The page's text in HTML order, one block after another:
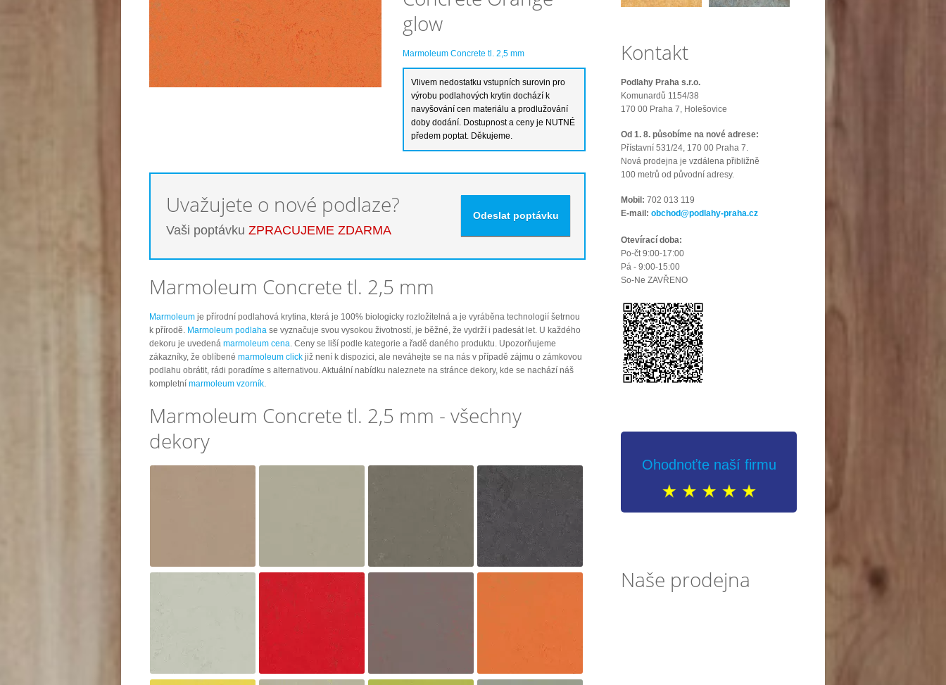
glow
Marmoleum Concrete tl. 2,5 mm
Uvažujete o nové podlaze?
Vaši poptávku ZPRACUJEME ZDARMA
Marmoleum Concrete tl. 2,5 mm
Marmoleum je přírodní podlahová krytina, která je 100% biologicky rozložitelná a je vyráběna technologií šetrnou
k přírodě. Marmoleum podlaha se vyznačuje svou vysokou životností, je běžné, že vydrží i padesát let. U každého
dekoru je uvedená marmoleum cena . Ceny se liší podle kategorie a řadě daného produktu. Upozorňujeme
zákazníky, že oblíbené marmoleum click již není k dispozici, ale neváhejte se na nás v případě zájmu o zámkovou
podlahu obrátit, rádi poradíme s alternativou. Aktuální nabídku naleznete na stránce dekory, kde se nachází náš
kompletní marmoleum vzorník
Marmoleum Concrete tl. 2,5 mm - všechny
dekory
Kontakt
Podlahy Praha s.r.o.
Komunardů 1154/38
170 00 Praha 7, Holešovice
Od 1. 8. působíme na nové adrese:
Přístavní 531/24, 170 00 Praha 7.
Nová prodejna je vzdálena přibližně
100 metrů od původní adresy.
Mobil: 702 013 119
E-mail: obchod@podlahy-praha.cz
Otevírací doba:
Po-čt 9:00-17:00
Pá - 9:00-15:00
So-Ne ZAVŘENO
Ohodnoťte naší firmu
Naše prodejna